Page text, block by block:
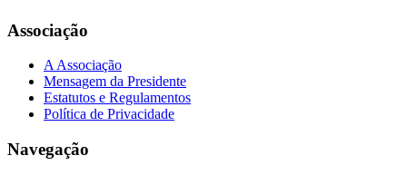
Associação
A Associação
Mensagem da Presidente
Estatutos e Regulamentos
Política de Privacidade
Navegação